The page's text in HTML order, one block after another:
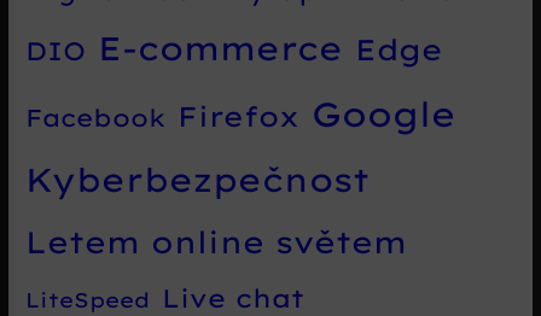
DIO E-commerce Edge
Facebook Firefox Google
Kyberbezpečnost
Letem online světem
LiteSpeed Live chat